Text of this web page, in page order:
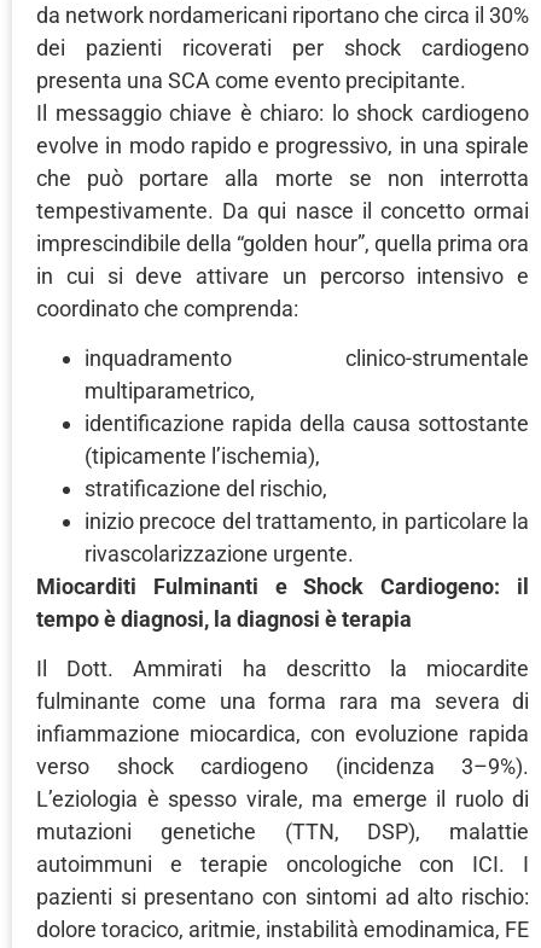
da network nordamericani riportano che circa il 30%
dei pazienti ricoverati per shock cardiogeno
presenta una SCA come evento precipitante.
Il messaggio chiave è chiaro: lo shock cardiogeno
evolve in modo rapido e progressivo, in una spirale
che può portare alla morte se non interrotta
tempestivamente. Da qui nasce il concetto ormai
imprescindibile della “golden hour”, quella prima ora
in cui si deve attivare un percorso intensivo e
coordinato che comprenda:
inquadramento clinico-strumentale
multiparametrico,
identificazione rapida della causa sottostante
(tipicamente l’ischemia),
stratificazione del rischio,
inizio precoce del trattamento, in particolare la
rivascolarizzazione urgente.
Miocarditi Fulminanti e Shock Cardiogeno: il
tempo è diagnosi, la diagnosi è terapia
Il Dott. Ammirati ha descritto la miocardite
fulminante come una forma rara ma severa di
infiammazione miocardica, con evoluzione rapida
verso shock cardiogeno (incidenza 3–9%).
L’eziologia è spesso virale, ma emerge il ruolo di
mutazioni genetiche (TTN, DSP), malattie
autoimmuni e terapie oncologiche con ICI. I
pazienti si presentano con sintomi ad alto rischio:
dolore toracico, aritmie, instabilità emodinamica, FE